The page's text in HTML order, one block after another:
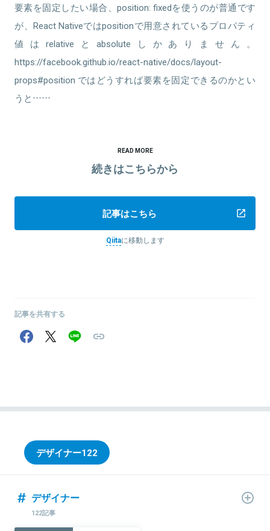
要素を固定したい場合、position: fixedを使うのが普通です
が、React Nativeではpositionで用意されているプロパティ
値はrelativeとabsoluteしかありません。
https://facebook.github.io/react-native/docs/layout-
props#position ではどうすれば要素を固定できるのかとい
うと……
READ MORE
続きはこちらから
記事はこちら
Qiitaに移動します
記事を共有する
デザイナー122
デザイナー
122記事